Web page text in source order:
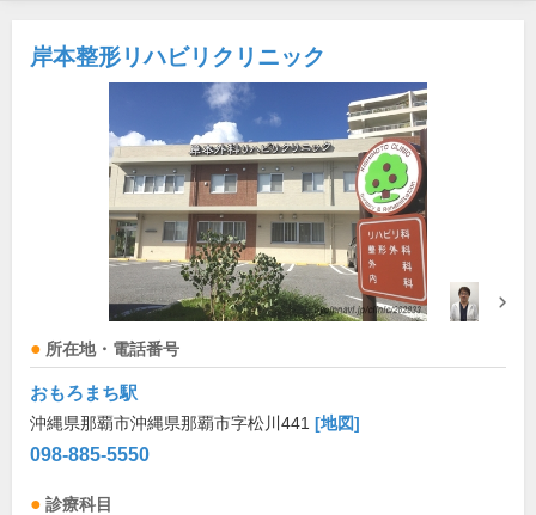
岸本整形リハビリクリニック
所在地・電話番号
おもろまち駅
沖縄県那覇市沖縄県那覇市字松川441 [地図]
098-885-5550
診療科目